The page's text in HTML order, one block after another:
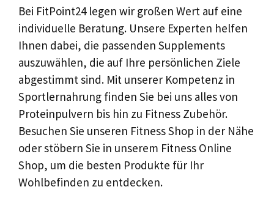
Bei FitPoint24 legen wir großen Wert auf eine
individuelle Beratung. Unsere Experten helfen
Ihnen dabei, die passenden Supplements
auszuwählen, die auf Ihre persönlichen Ziele
abgestimmt sind. Mit unserer Kompetenz in
Sportlernahrung finden Sie bei uns alles von
Proteinpulvern bis hin zu Fitness Zubehör.
Besuchen Sie unseren Fitness Shop in der Nähe
oder stöbern Sie in unserem Fitness Online
Shop, um die besten Produkte für Ihr
Wohlbefinden zu entdecken.